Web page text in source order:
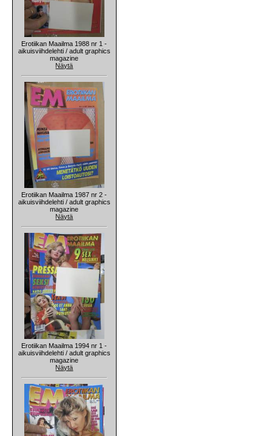
Erotiikan Maailma 1988 nr 1 -
aikuisviihdelehti / adult graphics
magazine
Näytä
Erotiikan Maailma 1987 nr 2 -
aikuisviihdelehti / adult graphics
magazine
Näytä
Erotiikan Maailma 1994 nr 1 -
aikuisviihdelehti / adult graphics
magazine
Näytä